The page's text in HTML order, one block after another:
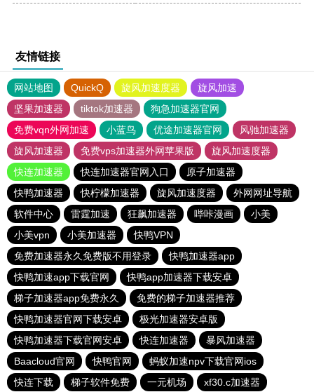
友情链接
网站地图 QuickQ 旋风加速度器
旋风加速
坚果加速器
tiktok加速器
狗急加速器官网
免费vqn外网加速
小蓝鸟 优途加速器官网
风驰加速器
旋风加速器
免费vps加速器外网苹果版
旋风加速度器
快连加速器
快连加速器官网入口
原子加速器
快鸭加速器
快柠檬加速器 旋风加速度器
外网网址导航
软件中心
雷霆加速 狂飙加速器 哔咔漫画
小美
小美vpn
小美加速器
快鸭VPN
免费加速器永久免费版不用登录
快鸭加速器app
快鸭加速app下载官网
快鸭app加速器下载安卓
梯子加速器app免费永久
免费的梯子加速器推荐
快鸭加速器官网下载安卓
极光加速器安卓版
快鸭加速器下载官网安卓
快连加速器
暴风加速器
Baacloud官网
快鸭官网
蚂蚁加速npv下载官网ios
快连下载
梯子软件免费 一元机场
xf30.c加速器